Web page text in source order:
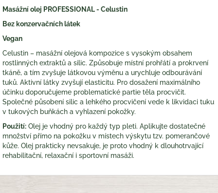
Masážní olej PROFESSIONAL - Celustin
Bez konzervačních látek
Vegan
Celustin – masážní olejová kompozice s vysokým obsahem
rostlinných extraktů a silic. Způsobuje místní prohřátí a prokrvení
tkáně, a tím zvyšuje látkovou výměnu a urychluje odbourávání
tuků. Aktivní látky zvyšují elasticitu. Pro dosažení maximálního
účinku doporučujeme problematické partie těla procvičit.
Společné působení silic a lehkého procvičení vede k likvidaci tuku
v tukových buňkách a vyhlazení pokožky.
Použití: Olej je vhodný pro každý typ pleti. Aplikujte dostatečné
množství přímo na pokožku v místech výskytu tzv. pomerančové
kůže. Olej prakticky nevsakuje, je proto vhodný k dlouhotrvající
rehabilitační, relaxační i sportovní masáži.